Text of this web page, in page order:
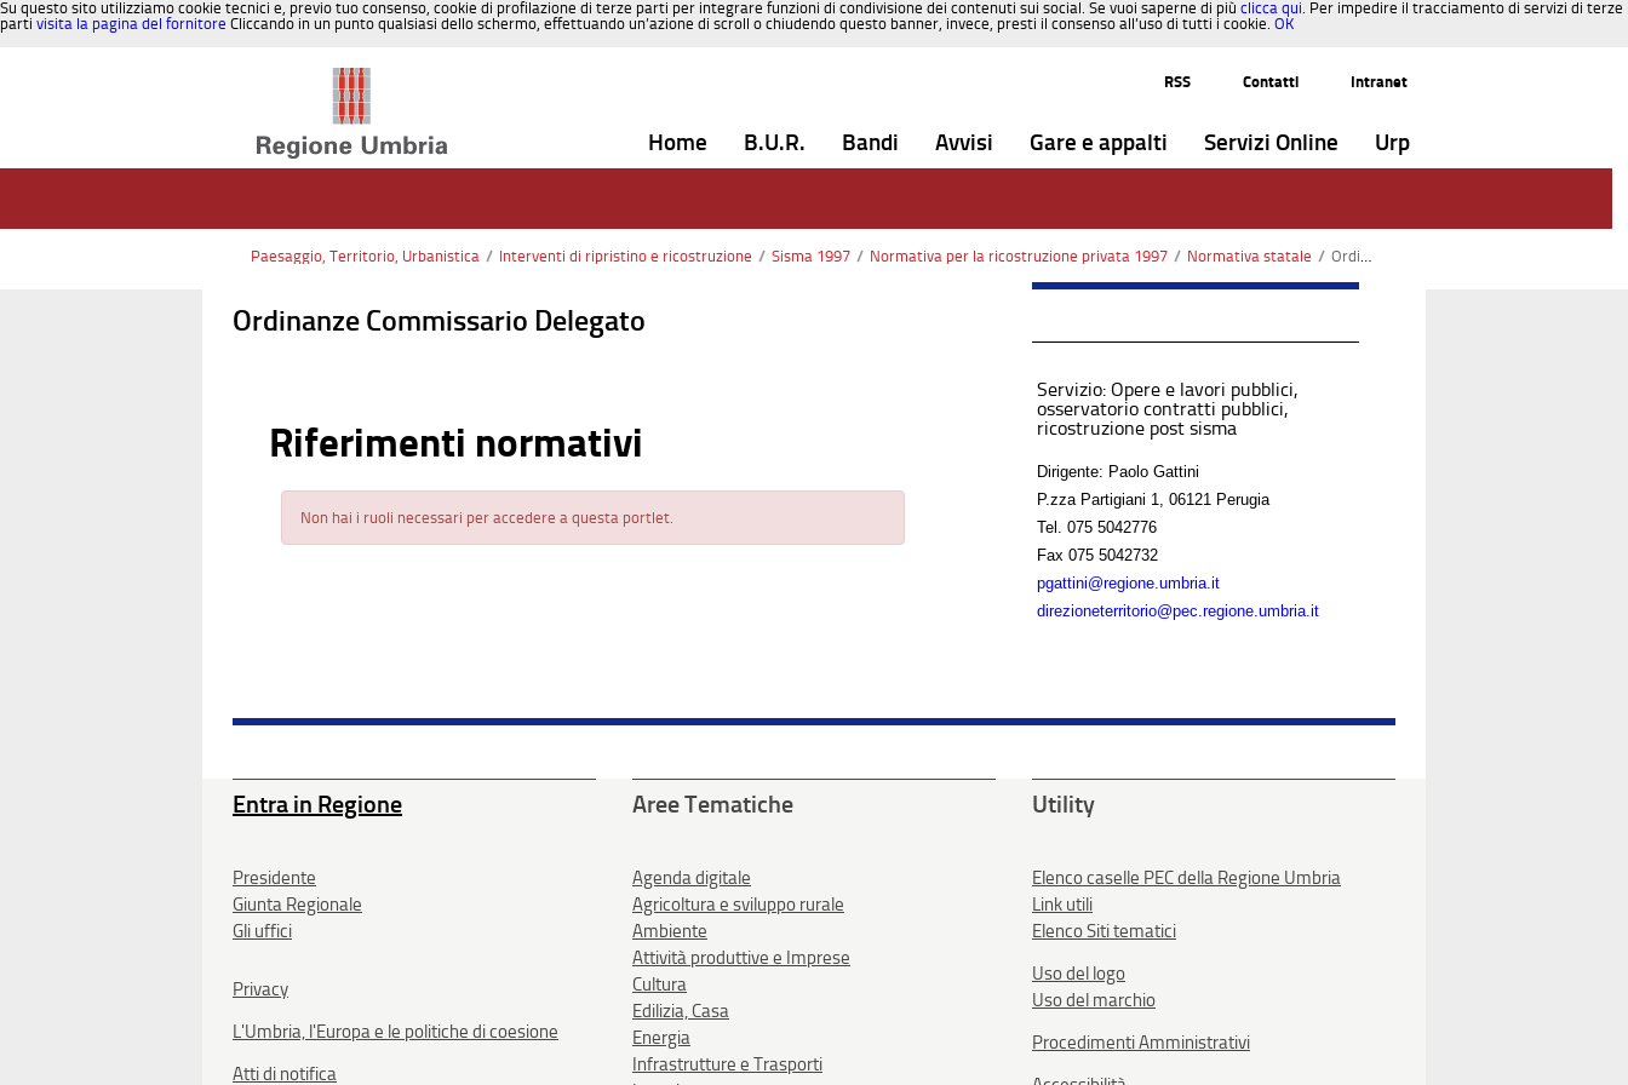
Su questo sito utilizziamo cookie tecnici e, previo tuo consenso, cookie di profilazione di terze parti per integrare funzioni di condivisione dei contenuti sui social. Se vuoi saperne di più clicca qui. Per impedire il tracciamento di servizi di terze
parti visita la pagina del fornitore Cliccando in un punto qualsiasi dello schermo, effettuando un’azione di scroll o chiudendo questo banner, invece, presti il consenso all’uso di tutti i cookie. OK
RSS
Contatti Intranet
Home B.U.R. Bandi Avvisi Gare e appalti Servizi Online Urp
Paesaggio, Territorio, Urbanistica / Interventi di ripristino e ricostruzione / Sisma 1997 / Normativa per la ricostruzione privata 1997 / Normativa statale / Ordinanze Commissario Delegato
Ordinanze Commissario Delegato
Riferimenti normativi
Non hai i ruoli necessari per accedere a questa portlet.
Servizio: Opere e lavori pubblici,
osservatorio contratti pubblici,
ricostruzione post sisma
Dirigente: Paolo Gattini
P.zza Partigiani 1, 06121 Perugia
Tel.
075 5042776
Fax 075 5042732
pgattini@regione.umbria.it
direzioneterritorio@pec.regione.umbria.it
Entra in Regione
Presidente
Giunta Regionale
Gli uffici
Privacy
L'Umbria, l'Europa e le politiche di coesione
Atti di notifica
Aree Tematiche
Agenda digitale
Agricoltura e sviluppo rurale
Ambiente
Attività produttive e Imprese
Cultura
Edilizia, Casa
Energia
Infrastrutture e Trasporti
Utility
Elenco caselle PEC della Regione Umbria
Link utili
Elenco Siti tematici
Uso del logo
Uso del marchio
Procedimenti Amministrativi